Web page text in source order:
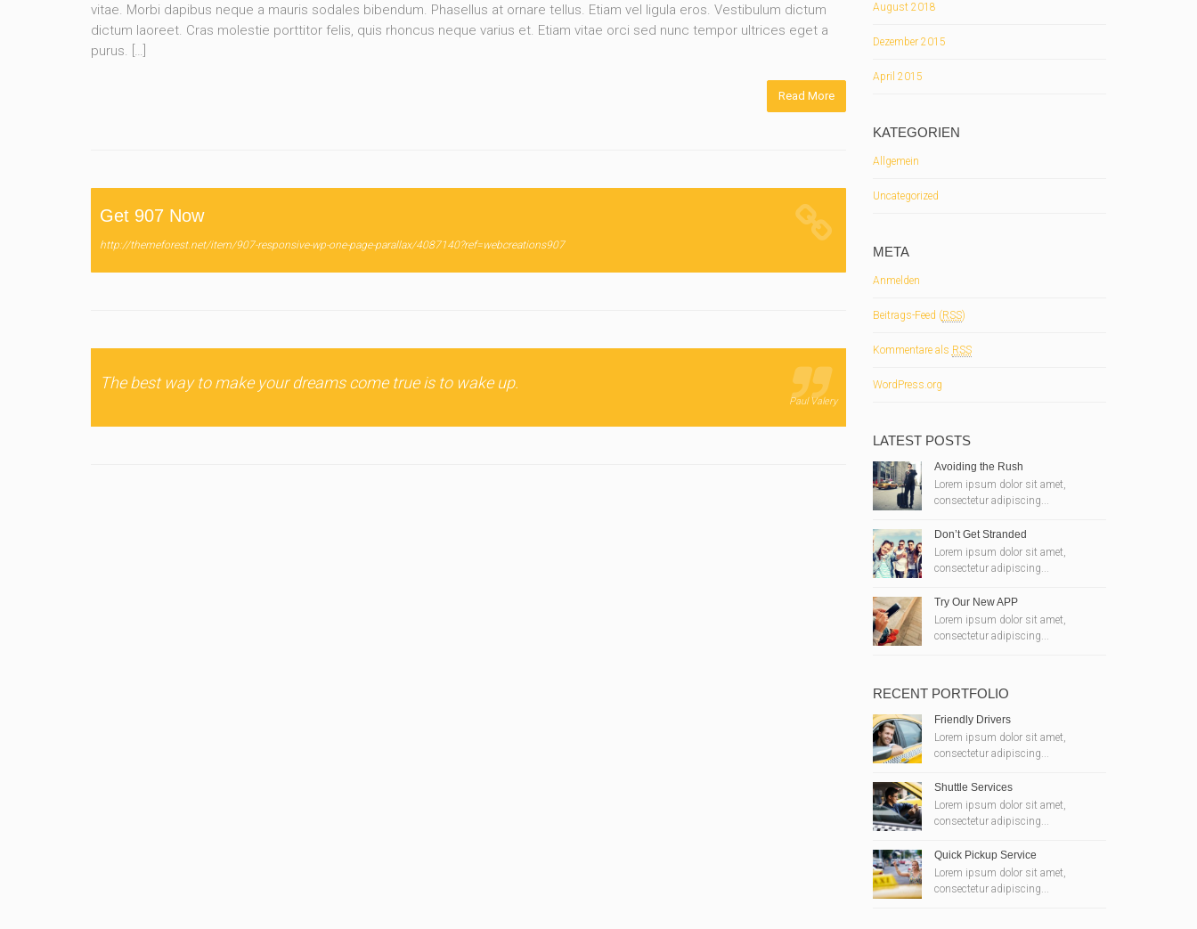
vitae. Morbi dapibus neque a mauris sodales bibendum. Phasellus at ornare tellus. Etiam vel ligula eros. Vestibulum dictum
dictum laoreet. Cras molestie porttitor felis, quis rhoncus neque varius et. Etiam vitae orci sed nunc tempor ultrices eget a
purus. […]
Read More
Get 907 Now
http://themeforest.net/item/907-responsive-wp-one-page-parallax/4087140?ref=webcreations907
The best way to make your dreams come true is to wake up.
Paul Valery
August 2018
Dezember 2015
April 2015
KATEGORIEN
Allgemein
Uncategorized
META
Anmelden
Beitrags-Feed (RSS)
Kommentare als RSS
WordPress.org
LATEST POSTS
Avoiding the Rush
Lorem ipsum dolor sit amet,
consectetur adipiscing...
Don’t Get Stranded
Lorem ipsum dolor sit amet,
consectetur adipiscing...
Try Our New APP
Lorem ipsum dolor sit amet,
consectetur adipiscing...
RECENT PORTFOLIO
Friendly Drivers
Lorem ipsum dolor sit amet,
consectetur adipiscing...
Shuttle Services
Lorem ipsum dolor sit amet,
consectetur adipiscing...
Quick Pickup Service
Lorem ipsum dolor sit amet,
consectetur adipiscing...